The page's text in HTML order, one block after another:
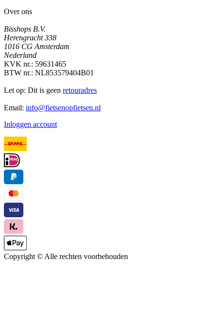
Over ons
Bisshops B.V.
Herengracht 338
1016 CG Amsterdam
Nederland
KVK nr.: 59631465
BTW nr.: NL853579404B01
Let op: Dit is geen retouradres
Email: info@fietsenopfietsen.nl
Inloggen account
Copyright © Alle rechten voorbehouden